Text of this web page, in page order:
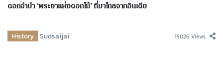
ดอกจำปา ‘พระยาแห่งดอกไม้’ ที่มาไกลจากอินเดีย
History Sudsaijai 15026 Views